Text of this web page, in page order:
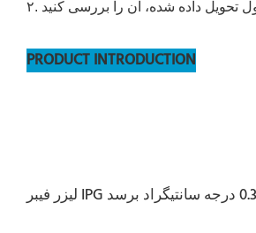
PRODUCT INTRODUCTION